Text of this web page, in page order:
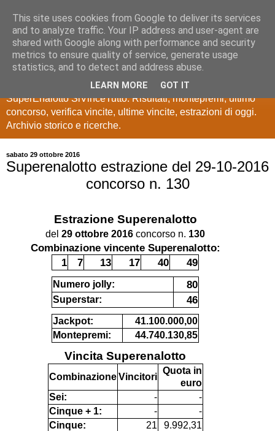
Estrazioni Lotto
SuperEnalotto
Ultime estrazioni di Lotto, SuperEnalotto, 10 e lotto,
SuperEnalotto SiVinceTutto. Risultati, montepremi, ultimo
concorso, verifica vincite, ultime vincite, estrazioni di oggi.
Archivio storico e ricerche.
sabato 29 ottobre 2016
Superenalotto estrazione del 29-10-2016
concorso n. 130
Estrazione Superenalotto
del 29 ottobre 2016 concorso n. 130
Combinazione vincente Superenalotto:
1
7 13 17 40 49
Numero jolly: 80
Superstar: 46
Jackpot:
41.100.000,00
Montepremi:
44.740.130,85
Vincita Superenalotto
Combinazione Vincitori
Quota in
euro
Sei:
-
-
Cinque + 1:
-
-
Cinque:
21
9.992,31
This site uses cookies from Google to deliver its services
and to analyze traffic. Your IP address and user-agent are
shared with Google along with performance and security
metrics to ensure quality of service, generate usage
statistics, and to detect and address abuse.
LEARN MORE GOT IT